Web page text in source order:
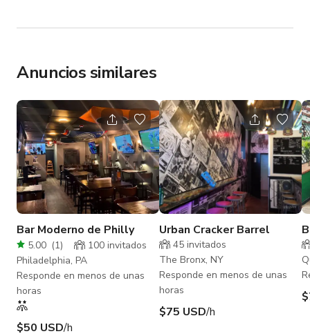
Anuncios similares
Bar Moderno de Philly
5.00 (1) 100 invitados
Philadelphia, PA
Responde en menos de unas
horas
$50 USD/h
Urban Cracker Barrel
45 invitados
The Bronx, NY
Responde en menos de unas
horas
$75 USD/h